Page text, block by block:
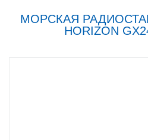
МОРСКАЯ
HORIZON